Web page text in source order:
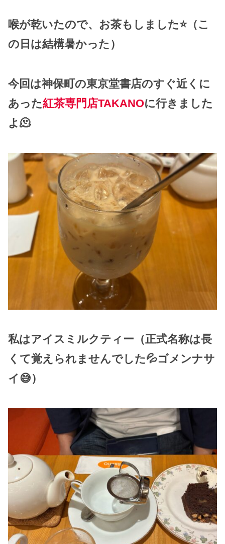
喉が乾いたので、お茶もしました⭐（こ
の日は結構暑かった）
今回は神保町の東京堂書店のすぐ近くに
あった紅茶専門店TAKANOに行きました
よ🫠
私はアイスミルクティー（正式名称は長
くて覚えられませんでした💦ゴメンナサ
イ😅）